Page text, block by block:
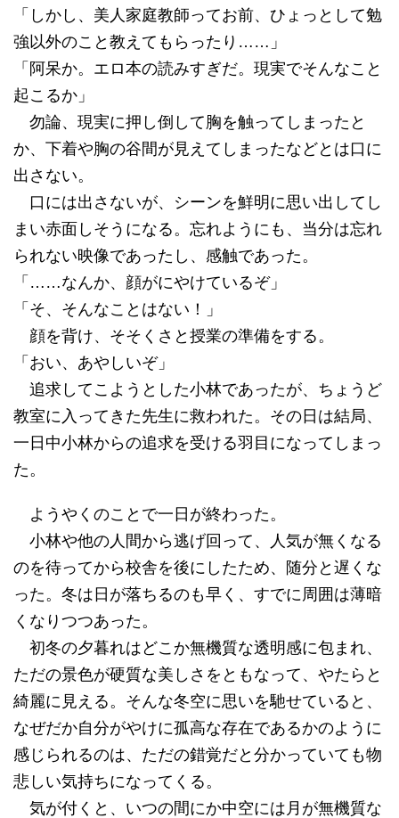
「しかし、美人家庭教師ってお前、ひょっとして勉
強以外のこと教えてもらったり……」
「阿呆か。エロ本の読みすぎだ。現実でそんなこと
起こるか」
勿論、現実に押し倒して胸を触ってしまったと
か、下着や胸の谷間が見えてしまったなどとは口に
出さない。
口には出さないが、シーンを鮮明に思い出してし
まい赤面しそうになる。忘れようにも、当分は忘れ
られない映像であったし、感触であった。
「……なんか、顔がにやけているぞ」
「そ、そんなことはない！」
顔を背け、そそくさと授業の準備をする。
「おい、あやしいぞ」
追求してこようとした小林であったが、ちょうど
教室に入ってきた先生に救われた。その日は結局、
一日中小林からの追求を受ける羽目になってしまっ
た。
ようやくのことで一日が終わった。
小林や他の人間から逃げ回って、人気が無くなる
のを待ってから校舎を後にしたため、随分と遅くな
った。冬は日が落ちるのも早く、すでに周囲は薄暗
くなりつつあった。
初冬の夕暮れはどこか無機質な透明感に包まれ、
ただの景色が硬質な美しさをともなって、やたらと
綺麗に見える。そんな冬空に思いを馳せていると、
なぜだか自分がやけに孤高な存在であるかのように
感じられるのは、ただの錯覚だと分かっていても物
悲しい気持ちになってくる。
気が付くと、いつの間にか中空には月が無機質な